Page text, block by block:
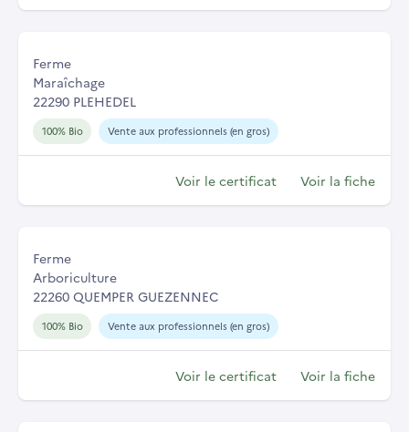
Ferme
Maraîchage
22290 PLEHEDEL
100% Bio Vente aux professionnels (en gros)
Voir le certificat Voir la fiche
Ferme
Arboriculture
22260 QUEMPER GUEZENNEC
100% Bio Vente aux professionnels (en gros)
Voir le certificat Voir la fiche